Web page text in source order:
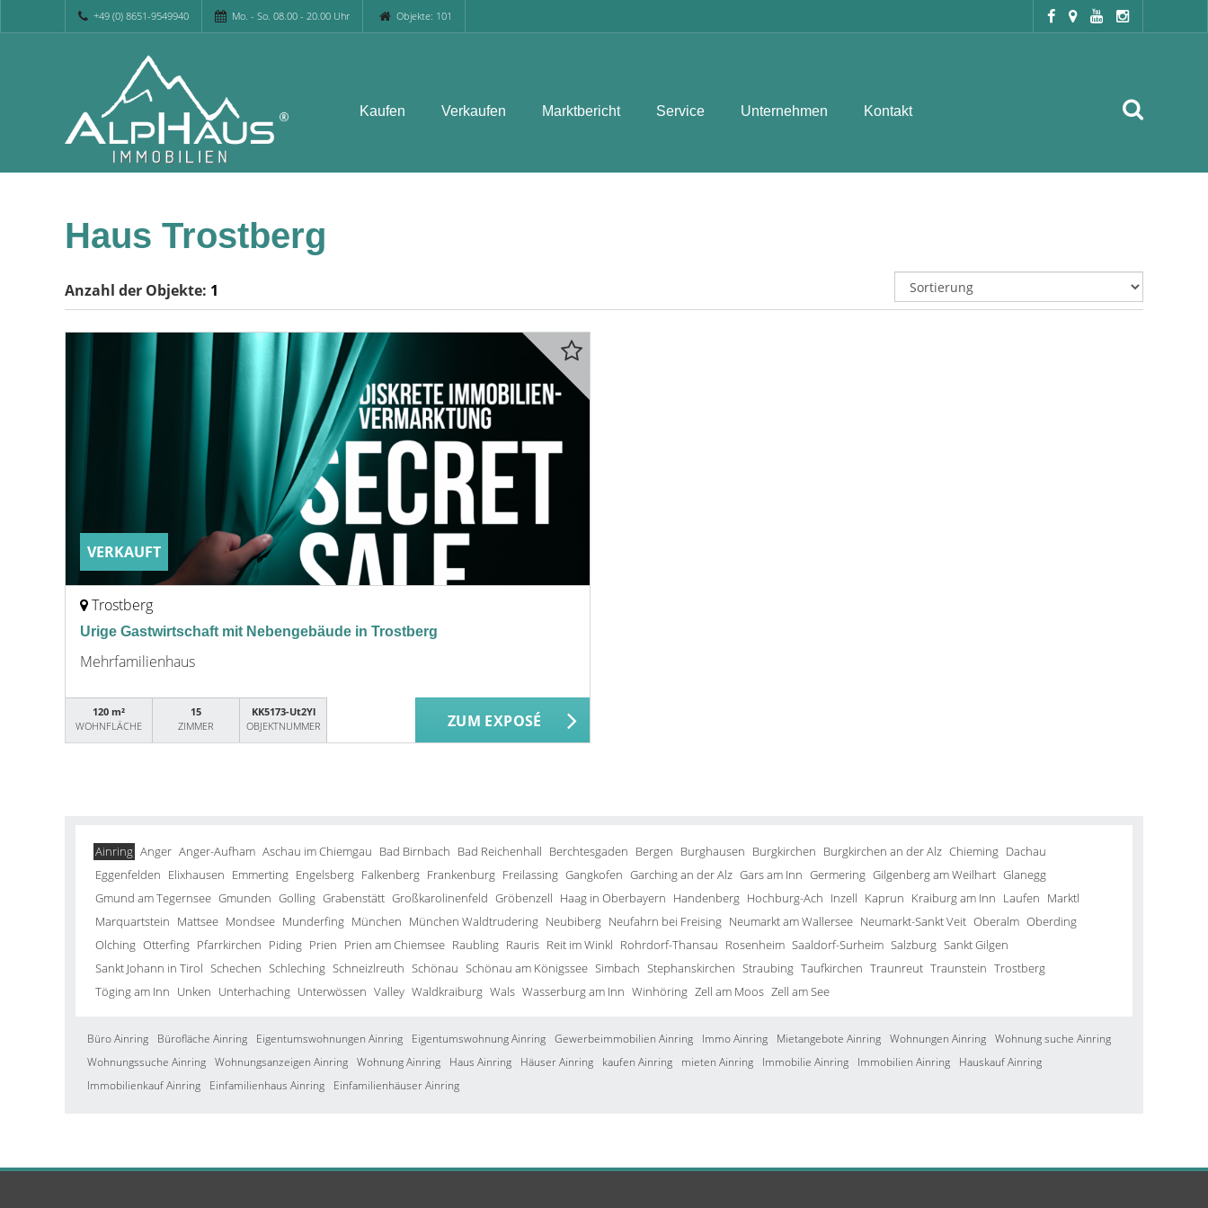
+49 (0) 8651-9549940 Mo. - So. 08.00 - 20.00 Uhr Objekte: 101
Kaufen Verkaufen Marktbericht Service Unternehmen Kontakt
Haus Trostberg
Anzahl der Objekte: 1
VERKAUFT
Trostberg
Urige Gastwirtschaft mit Nebengebäude in Trostberg
Mehrfamilienhaus
120 m²
WOHNFLÄCHE
15
ZIMMER
KK5173-Ut2Yl
OBJEKTNUMMER
ZUM EXPOSÉ
Ainring Anger Anger-Aufham Aschau im Chiemgau Bad Birnbach Bad Reichenhall Berchtesgaden Bergen Burghausen Burgkirchen Burgkirchen an der Alz Chieming Dachau
Eggenfelden Elixhausen Emmerting Engelsberg Falkenberg Frankenburg Freilassing Gangkofen Garching an der Alz Gars am Inn Germering Gilgenberg am Weilhart Glanegg
Gmund am Tegernsee Gmunden Golling Grabenstätt Großkarolinenfeld Gröbenzell Haag in Oberbayern Handenberg Hochburg-Ach Inzell Kaprun Kraiburg am Inn Laufen Marktl
Marquartstein Mattsee Mondsee Munderfing München München Waldtrudering Neubiberg Neufahrn bei Freising Neumarkt am Wallersee Neumarkt-Sankt Veit Oberalm Oberding
Olching Otterfing Pfarrkirchen Piding Prien Prien am Chiemsee Raubling Rauris Reit im Winkl Rohrdorf-Thansau Rosenheim Saaldorf-Surheim Salzburg Sankt Gilgen
Sankt Johann in Tirol Schechen Schleching Schneizlreuth Schönau Schönau am Königssee Simbach Stephanskirchen Straubing Taufkirchen Traunreut Traunstein Trostberg
Töging am Inn Unken Unterhaching Unterwössen Valley Waldkraiburg Wals Wasserburg am Inn Winhöring Zell am Moos Zell am See
Büro Ainring Bürofläche Ainring Eigentumswohnungen Ainring Eigentumswohnung Ainring Gewerbeimmobilien Ainring Immo Ainring Mietangebote Ainring Wohnungen Ainring Wohnung suche Ainring
Wohnungssuche Ainring Wohnungsanzeigen Ainring Wohnung Ainring Haus Ainring Häuser Ainring kaufen Ainring mieten Ainring Immobilie Ainring Immobilien Ainring
Hauskauf Ainring
Immobilienkauf Ainring
Einfamilienhaus Ainring Einfamilienhäuser Ainring